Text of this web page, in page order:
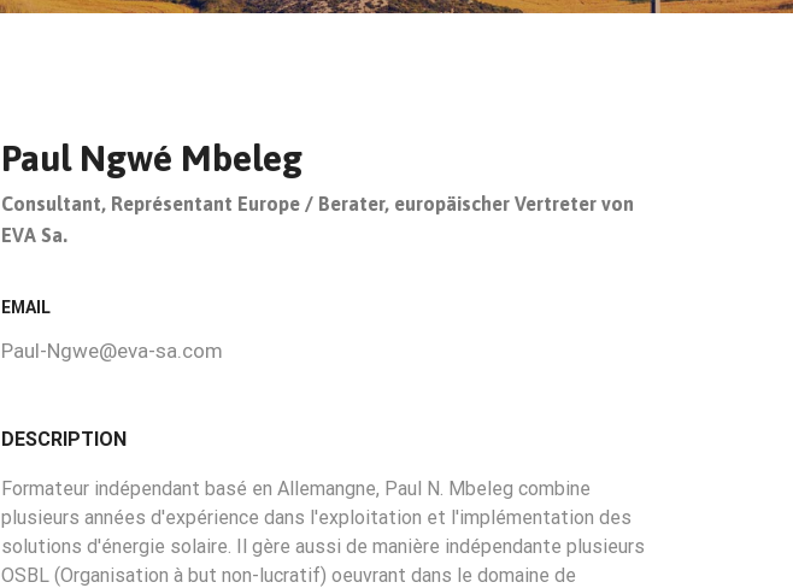
Paul Ngwé Mbeleg
Consultant, Représentant Europe / Berater, europäischer Vertreter von
EVA Sa.
EMAIL
Paul-Ngwe@eva-sa.com
DESCRIPTION
Formateur indépendant basé en Allemangne, Paul N. Mbeleg combine
plusieurs années d'expérience dans l'exploitation et l'implémentation des
solutions d'énergie solaire. Il gère aussi de manière indépendante plusieurs
OSBL (Organisation à but non-lucratif) oeuvrant dans le domaine de